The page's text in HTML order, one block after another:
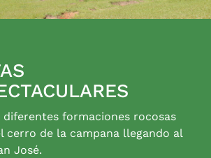
diferentes formaciones rocosas
cerro de la campana llegando al
José.